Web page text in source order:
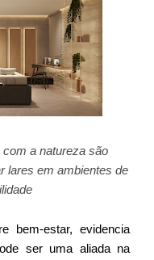
a natureza são
lares em ambientes de
bem-estar, evidencia
ser uma aliada na